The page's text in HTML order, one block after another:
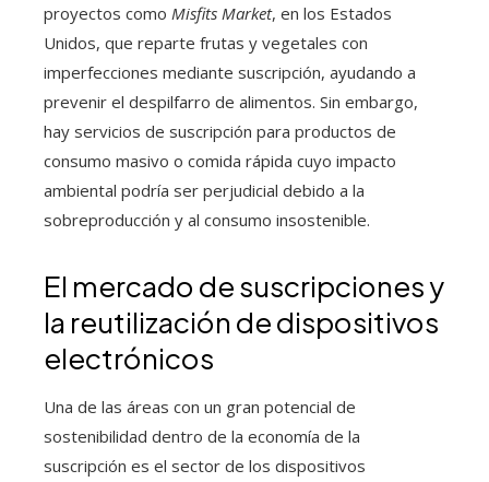
proyectos como Misfits Market, en los Estados
Unidos, que reparte frutas y vegetales con
imperfecciones mediante suscripción, ayudando a
prevenir el despilfarro de alimentos. Sin embargo,
hay servicios de suscripción para productos de
consumo masivo o comida rápida cuyo impacto
ambiental podría ser perjudicial debido a la
sobreproducción y al consumo insostenible.
El mercado de suscripciones y
la reutilización de dispositivos
electrónicos
Una de las áreas con un gran potencial de
sostenibilidad dentro de la economía de la
suscripción es el sector de los dispositivos